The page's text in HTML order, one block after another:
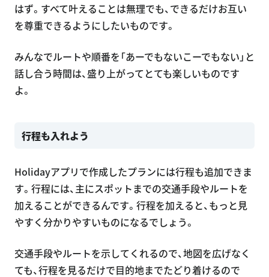
はず。すべて叶えることは無理でも、できるだけお互い
を尊重できるようにしたいものです。
みんなでルートや順番を「あーでもないこーでもない」と
話し合う時間は、盛り上がってとても楽しいものです
よ。
行程も入れよう
Holidayアプリで作成したプランには行程も追加できま
す。行程には、主にスポットまでの交通手段やルートを
加えることができるんです。行程を加えると、もっと見
やすく分かりやすいものになるでしょう。
交通手段やルートを示してくれるので、地図を広げなく
ても、行程を見るだけで目的地までたどり着けるので